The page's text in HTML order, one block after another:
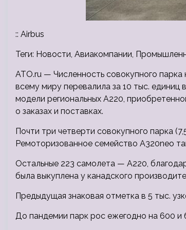
:: Airbus
Теги: Новости, Авиакомпании,
ATO.ru — Численность совокупного
всему миру перевалила за 10 тыс.
модели региональных А220,
о заказах и поставках.
Почти три четверти совокупного парка
Ремоторизованное семейство A320neo
Остальные 223 самолета — А220,
была выкуплена у канадского
Предыдущая знаковая отметка в 5 тыс.
До пандемии парк рос ежегодно на 600 и